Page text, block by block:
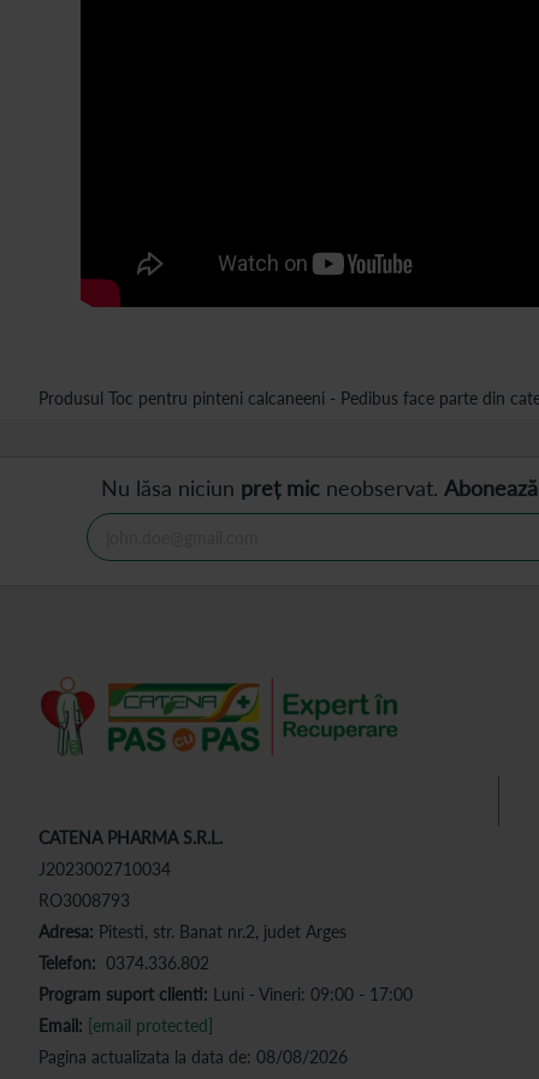
Produsul Toc pentru pinteni calcaneeni - Pedibus face parte din
Nu lăsa niciun preț mic neobservat.
CATENA PHARMA S.R.L.
J2023002710034
RO3008793
Adresa: Pitesti, str. Banat nr.2, judet Arges
Telefon: 0374.336.802
Program suport clienti: Luni - Vineri: 09:00 - 17:00
Email: [email protected]
Pagina actualizata la data de: 08/08/2026